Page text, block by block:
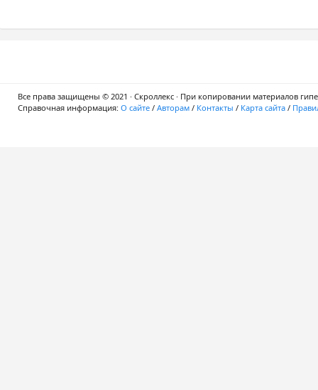
Все права защищены © 2021 · Скроллекс · При копировании материалов
Справочная информация: О сайте / Авторам / Контакты / Карта сайта /